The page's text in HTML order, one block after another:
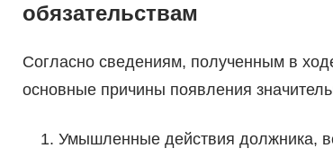
обязательствам
Согласно сведениям, полученным в
основные причины появления
Умышленные действия должника,